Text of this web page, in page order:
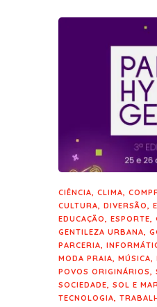
CIÊNCIA, CLIMA,
CULTURA, DIVERSÃO,
EDUCAÇÃO, ESPORTE,
GENTILEZA URBANA,
PARCERIA,
MODA PRAIA, MÚSICA,
POVOS ORIGINÁRIOS,
SOCIEDADE, SOL E
TECNOLOGIA,